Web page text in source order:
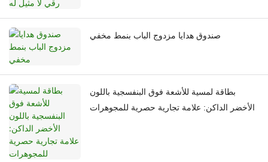
صندوق هدايا مزدوج الباب بنمط مخفي
بطاقة لمسية للأشعة فوق البنفسجية باللون
الأخضر الداكن: علامة تجارية حصرية للمجوهرات